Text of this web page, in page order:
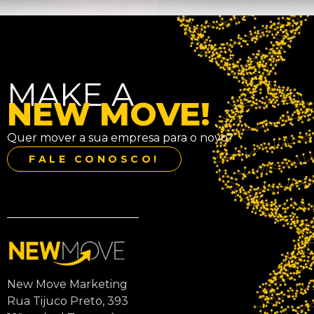
MAKE A
NEW MOVE!
Quer mover a sua empresa para o novo?
FALE CONOSCO!
New Move Marketing
Rua Tijuco Preto, 393